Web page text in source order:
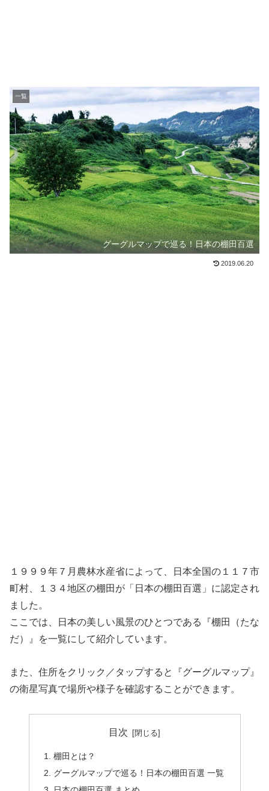
一覧
グーグルマップで巡る！日本の棚田百選
2019.06.20
１９９９年７月農林水産省によって、日本全国の１１７市
町村、１３４地区の棚田が「日本の棚田百選」に認定され
ました。
ここでは、日本の美しい風景のひとつである『棚田（たな
だ）』を一覧にして紹介しています。
また、住所をクリック／タップすると『グーグルマップ』
の衛星写真で場所や様子を確認することができます。
目次
棚田とは？
グーグルマップで巡る！日本の棚田百選 一覧